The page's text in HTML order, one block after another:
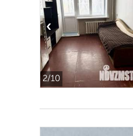
2/10
‹